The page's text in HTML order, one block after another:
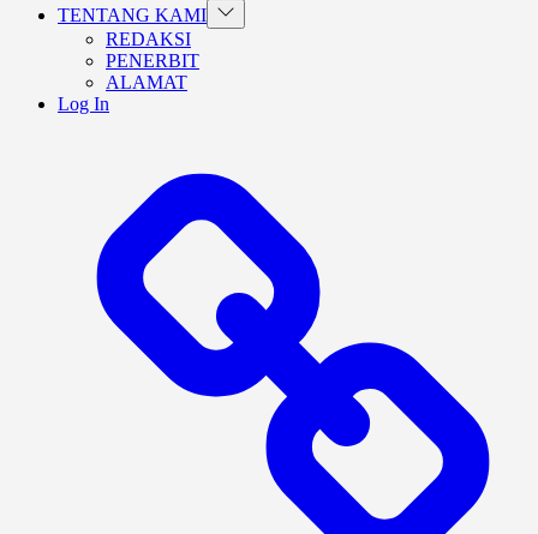
TENTANG KAMI Show
sub
REDAKSI
PENERBIT
ALAMAT
Log In